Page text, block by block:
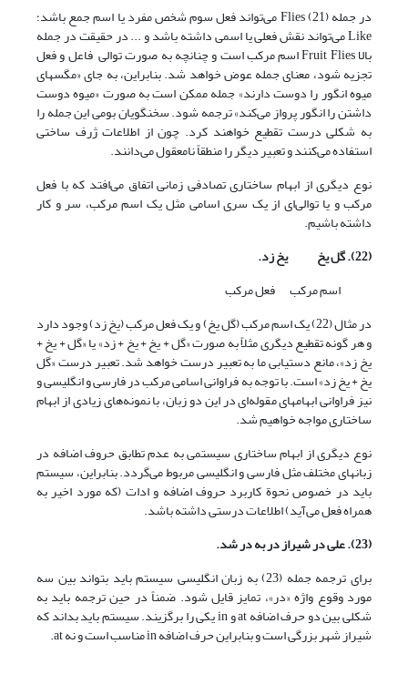
در جمله (21) Flies می‌تواند فعل سوم شخص مفرد یا اسم جمع باشد؛
Like می‌تواند نقش فعلی یا اسمی داشته باشد و ... در حقیقت در جمله
بالا Fruit Flies اسم مرکب است و چنانچه به صورت توالی فاعل و فعل
تجزیه شود، معنای جمله عوض خواهد شد. بنابراین، به جای «مگسهای
میوه انگور را دوست دارند» جمله ممکن است به صورت «میوه دوست
داشتن را انگور پرواز می‌کند» ترجمه شود. سخنگویان بومی این جمله را
به شکلی درست تقطیع خواهند کرد. چون از اطلاعات ژرف ساختی
استفاده می‌کنند و تعبیر دیگر را منطقاً نامعقول می‌دانند.
نوع دیگری از ابهام ساختاری تصادفی زمانی اتفاق می‌افتد که با فعل
مرکب و یا توالی‌ای از یک سری اسامی مثل یک اسم مرکب، سر و کار
داشته باشیم.
(22). گل یخ یخ زد.
اسم مرکب فعل مرکب
در مثال (22) یک اسم مرکب (گل یخ) و یک فعل مرکب (یخ زد) وجود دارد
و هر گونه تقطیع دیگری مثلاً به صورت «گل + یخ + یخ + زد» یا «گل + یخ +
یخ‌ زد»، مانع دستیابی ما به تعبیر درست خواهد شد. تعبیر درست «گل
یخ + یخ زد» است. با توجه به فراوانی اسامی مرکب در فارسی و انگلیسی و
نیز فراوانی ابهامهای مقوله‌ای در این دو زبان، با نمونه‌های زیادی از ابهام
ساختاری مواجه خواهیم شد.
نوع دیگری از ابهام ساختاری سیستمی به عدم تطابق حروف اضافه در
زبانهای مختلف مثل فارسی و انگلیسی مربوط می‌گردد. بنابراین، سیستم
باید در خصوص نحوة کاربرد حروف اضافه و ادات (که مورد اخیر به
همراه فعل می‌آید) اطلاعات درستی داشته باشد.
(23). علی در شیراز در به در شد.
برای ترجمه جمله (23) به زبان انگلیسی سیستم باید بتواند بین سه
مورد وقوع واژه «در»، تمایز قایل شود. ضمناً در حین ترجمه باید به
شکلی بین دو حرف اضافه at و in یکی را برگزیند. سیستم باید بداند که
شیراز شهر بزرگی است و بنابراین حرف اضافه in مناسب است و نه at.